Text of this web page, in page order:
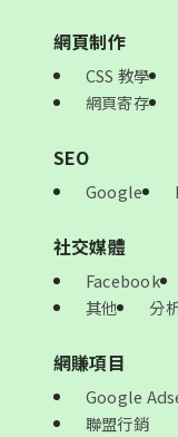
網頁制作
CSS 教學
網頁寄存
SEO
Google
社交媒體
Facebook
其他
分
網賺項目
Google
聯盟行銷